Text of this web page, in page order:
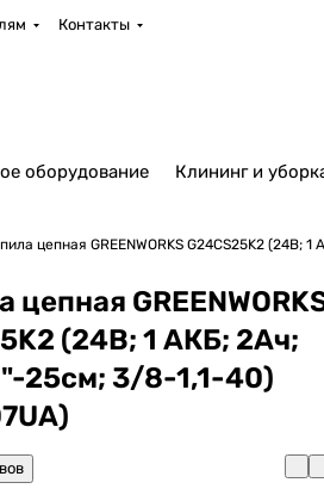
Контакты
оборудование Клининг и
цепная GREENWORKS G24CS25K2
цепная
(24В; 1 АКБ; 2Ач;
25см; 3/8-1,1-40)